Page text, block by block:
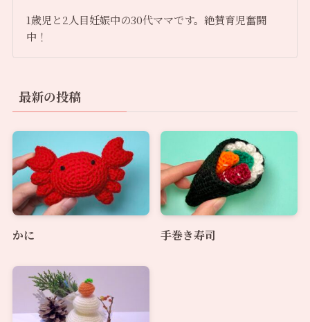
1歳児と2人目妊娠中の30代ママです。絶賛育児奮闘
中！
最新の投稿
かに 手巻き寿司